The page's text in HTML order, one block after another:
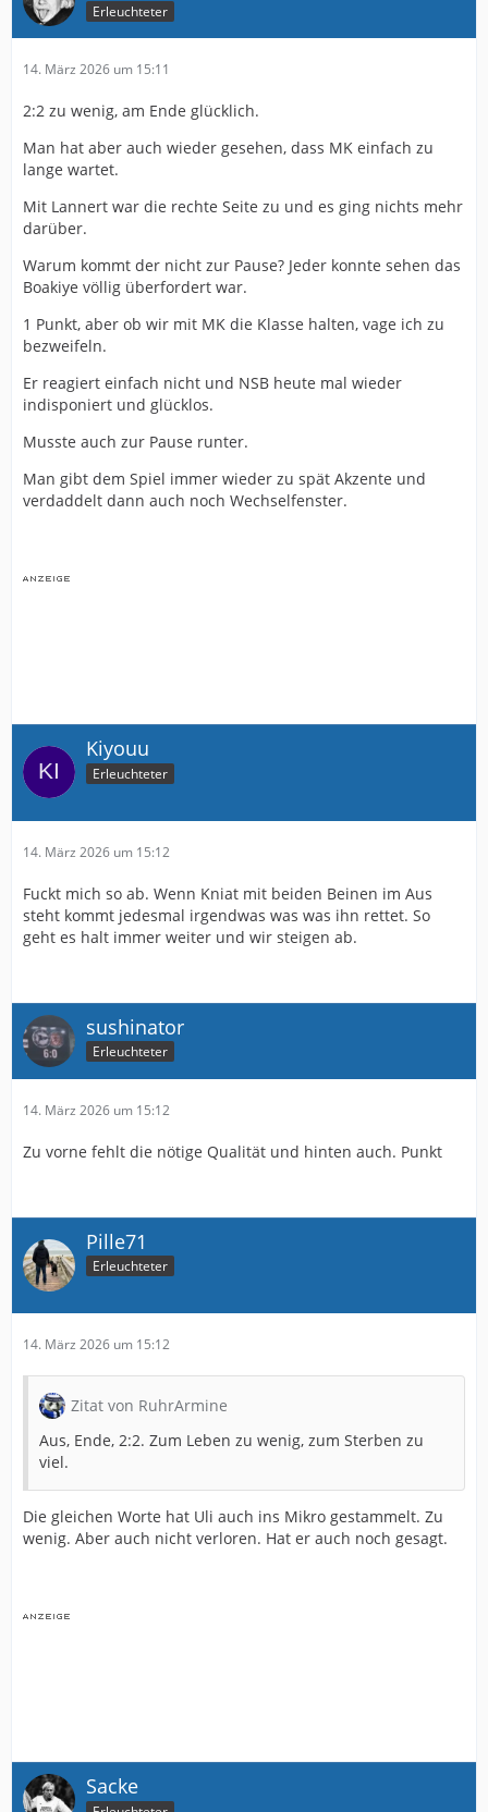
Erleuchteter
14. März 2026 um 15:11
2:2 zu wenig, am Ende glücklich.
Man hat aber auch wieder gesehen, dass MK einfach zu
lange wartet.
Mit Lannert war die rechte Seite zu und es ging nichts mehr
darüber.
Warum kommt der nicht zur Pause? Jeder konnte sehen das
Boakiye völlig überfordert war.
1 Punkt, aber ob wir mit MK die Klasse halten, vage ich zu
bezweifeln.
Er reagiert einfach nicht und NSB heute mal wieder
indisponiert und glücklos.
Musste auch zur Pause runter.
Man gibt dem Spiel immer wieder zu spät Akzente und
verdaddelt dann auch noch Wechselfenster.
Kiyouu
Erleuchteter
14. März 2026 um 15:12
Fuckt mich so ab. Wenn Kniat mit beiden Beinen im Aus
steht kommt jedesmal irgendwas was was ihn rettet. So
geht es halt immer weiter und wir steigen ab.
sushinator
Erleuchteter
14. März 2026 um 15:12
Zu vorne fehlt die nötige Qualität und hinten auch. Punkt
Pille71
Erleuchteter
14. März 2026 um 15:12
Zitat von RuhrArmine
Aus, Ende, 2:2. Zum Leben zu wenig, zum Sterben zu
viel.
Die gleichen Worte hat Uli auch ins Mikro gestammelt. Zu
wenig. Aber auch nicht verloren. Hat er auch noch gesagt.
Sacke